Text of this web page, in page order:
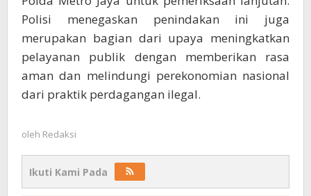
Polisi menegaskan penindakan ini juga
merupakan bagian dari upaya meningkatkan
pelayanan publik dengan memberikan rasa
aman dan melindungi perekonomian nasional
dari praktik perdagangan ilegal.
oleh Redaksi
Ikuti Kami Pada